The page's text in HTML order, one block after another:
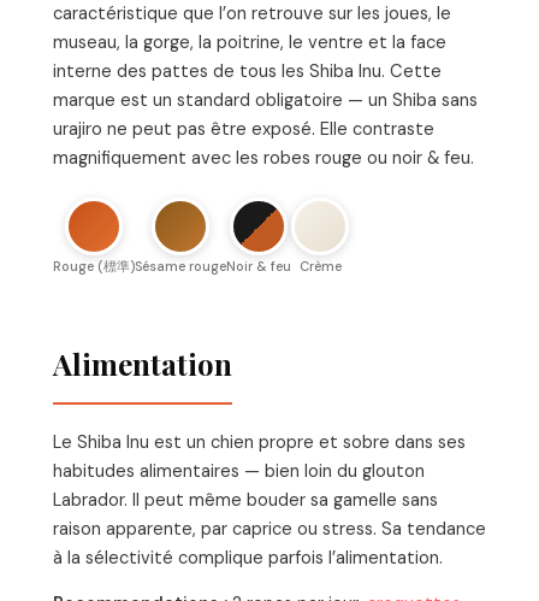
caractéristique que l’on retrouve sur les joues, le
museau, la gorge, la poitrine, le ventre et la face
interne des pattes de tous les Shiba Inu. Cette
marque est un standard obligatoire — un Shiba sans
urajiro ne peut pas être exposé. Elle contraste
magnifiquement avec les robes rouge ou noir & feu.
Rouge (標準)Sésame rougeNoir & feu Crème
Alimentation
Le Shiba Inu est un chien propre et sobre dans ses
habitudes alimentaires — bien loin du glouton
Labrador. Il peut même bouder sa gamelle sans
raison apparente, par caprice ou stress. Sa tendance
à la sélectivité complique parfois l’alimentation.